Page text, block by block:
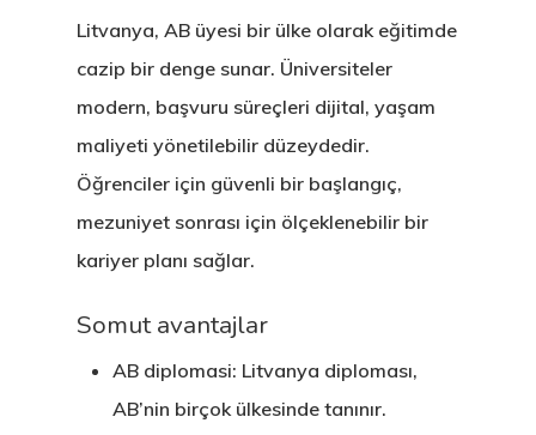
Litvanya, AB üyesi bir ülke olarak eğitimde
cazip bir denge sunar. Üniversiteler
modern, başvuru süreçleri dijital, yaşam
maliyeti yönetilebilir düzeydedir.
Öğrenciler için güvenli bir başlangıç,
mezuniyet sonrası için ölçeklenebilir bir
kariyer planı sağlar.
Somut avantajlar
AB diplomasi: Litvanya diploması,
AB’nin birçok ülkesinde tanınır.